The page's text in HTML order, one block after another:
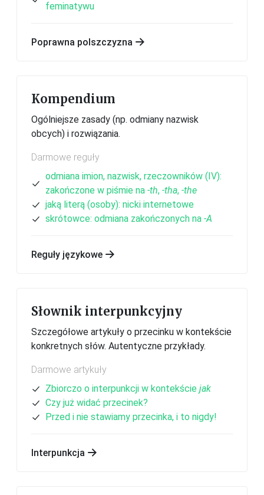
feminatywu
Poprawna polszczyzna
Kompendium
Ogólniejsze zasady (np. odmiany nazwisk
obcych) i rozwiązania.
Darmowe reguły
odmiana imion, nazwisk, rzeczowników (IV):
zakończone w piśmie na -th, -tha, -the
jaką literą (osoby): nicki internetowe
skrótowce: odmiana zakończonych na -A
Reguły językowe
Słownik interpunkcyjny
Szczegółowe artykuły o przecinku w kontekście
konkretnych słów. Autentyczne przykłady.
Darmowe artykuły
Zbiorczo o interpunkcji w kontekście jak
Czy już widać przecinek?
Przed i nie stawiamy przecinka, i to nigdy!
Interpunkcja